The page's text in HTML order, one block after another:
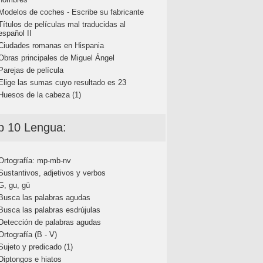
de coches - Escribe su fabricante
de películas mal traducidas al
II
romanas en Hispania
principales de Miguel Ángel
de película
las sumas cuyo resultado es 23
de la cabeza (1)
10 Lengua:
mp-mb-nv
adjetivos y verbos
gu, gü
las palabras agudas
las palabras esdrújulas
de palabras agudas
(B - V)
y predicado (1)
e hiatos